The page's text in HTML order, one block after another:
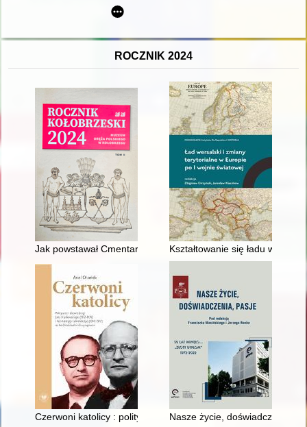
ROCZNIK 2024
Jak powstawał Cmentarz Wojenny w Kołobrzegu
Kształtowanie się ładu
Czerwoni katolicy : polityczne i ideowe drogi Jana
Nasze życie, doświadczenia,